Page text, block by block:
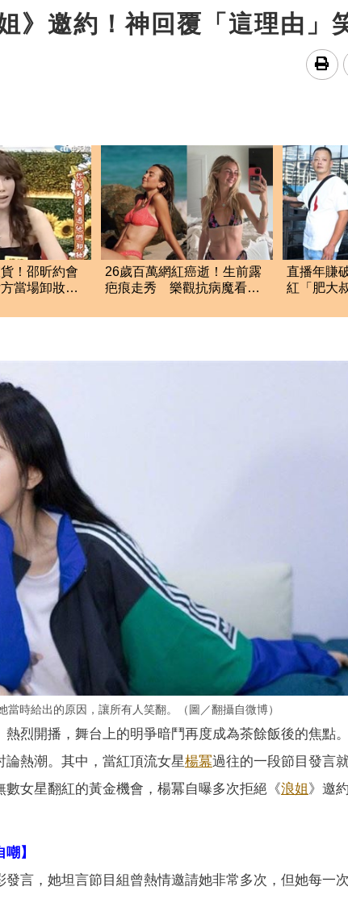
》邀約！神回覆「這理由」
！邵昕約會
當場卸妝」
26歲百萬網紅癌逝！生前露
疤痕走秀 樂觀抗病魔看哭
直播年賺
紅「肥大
時給出的原因，讓所有人笑翻。（圖／翻攝自微博）
烈開播，舞台上的明爭暗鬥再度成為茶餘飯後的焦點
熱潮。其中，當紅頂流女星楊冪過往的一段節目發言
女星翻紅的黃金機會，楊冪自曝多次拒絕《浪姐》邀
】
言，她坦言節目組曾熱情邀請她非常多次，但她每一